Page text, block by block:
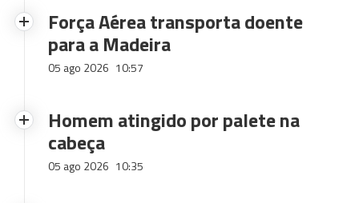
Força Aérea transporta doente
para a Madeira
05 ago 2026 10:57
Homem atingido por palete na
cabeça
05 ago 2026 10:35